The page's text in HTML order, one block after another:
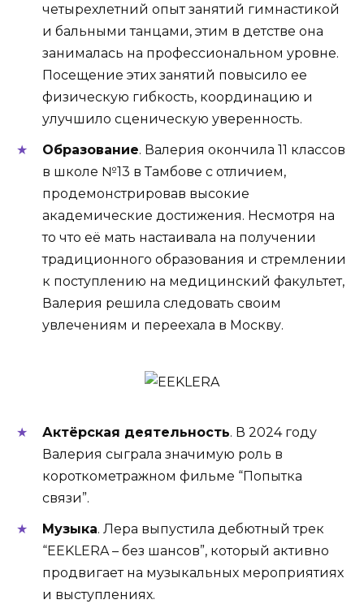
четырехлетний опыт занятий гимнастикой
и бальными танцами, этим в детстве она
занималась на профессиональном уровне.
Посещение этих занятий повысило ее
физическую гибкость, координацию и
улучшило сценическую уверенность.
Образование. Валерия окончила 11 классов
в школе №13 в Тамбове с отличием,
продемонстрировав высокие
академические достижения. Несмотря на
то что её мать настаивала на получении
традиционного образования и стремлении
к поступлению на медицинский факультет,
Валерия решила следовать своим
увлечениям и переехала в Москву.
Актёрская деятельность. В 2024 году
Валерия сыграла значимую роль в
короткометражном фильме “Попытка
связи”.
Музыка. Лера выпустила дебютный трек
“EEKLERA – без шансов”, который активно
продвигает на музыкальных мероприятиях
и выступлениях.